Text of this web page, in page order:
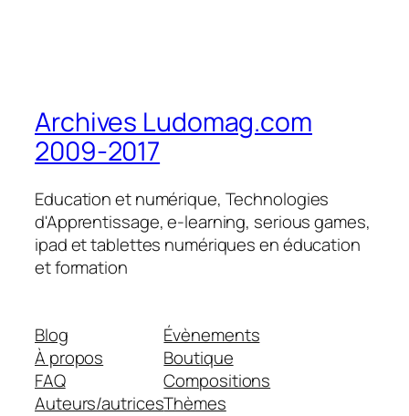
Archives Ludomag.com
2009-2017
Education et numérique, Technologies
d'Apprentissage, e-learning, serious games,
ipad et tablettes numériques en éducation
et formation
Blog
À propos
FAQ
Auteurs/autrices
Évènements
Boutique
Compositions
Thèmes